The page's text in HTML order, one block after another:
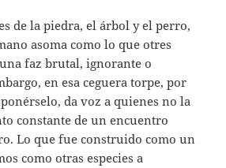
de la piedra, el árbol y el perro,
asoma como lo que otres
faz brutal, ignorante o
en esa ceguera torpe, por
da voz a quienes no la
constante de un encuentro
Lo que fue construido como un
como otras especies a